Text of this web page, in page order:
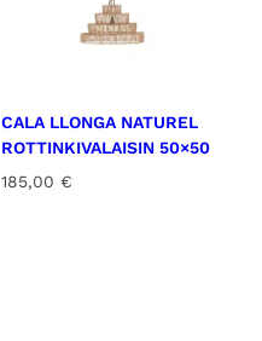
CALA LLONGA NATUREL
ROTTINKIVALAISIN 50×50
185,00 €